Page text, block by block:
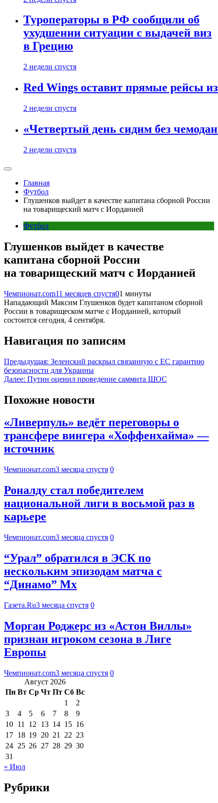
Туроператоры в РФ сообщили об
ухудшении ситуации с выдачей виз
в Грецию
2 недели спустя
Red Wings оставит прямые рейсы
2 недели спустя
«Четвертый день сидим без
2 недели спустя
Главная
Футбол
Глушенков выйдет в качестве капитана сборной России
на товарищеский матч с Иорданией
Футбол
Глушенков выйдет в качестве
капитана сборной России
на товарищеский матч с Иорданией
Чемпионат.com11 месяцев спустя01 минуты
Нападающий Максим Глушенков будет капитаном сборной
России в товарищеском матче с Иорданией, который
состоится сегодня, 4 сентября.
Навигация по записям
Предыдущая: Зеленский раскрыл связанную с ЕС гарантию
безопасности для Украины
Далее: Путин оценил проведение саммита ШОС
Похожие новости
«Ливерпуль» ведёт переговоры о
трансфере вингера «Хоффенхайма» —
источник
Чемпионат.com3 месяца спустя 0
Роналду стал победителем
национальной лиги в восьмой раз в
карьере
Чемпионат.com3 месяца спустя 0
“Урал” обратился в ЭСК по
нескольким эпизодам матча с
“Динамо” Мх
Газета.Ru3 месяца спустя 0
Морган Роджерс из «Астон Виллы»
признан игроком сезона в Лиге
Европы
Чемпионат.com3 месяца спустя 0
Август 2026
Пн Вт Ср Чт Пт Сб Вс
1
2
3
4 5 6 7 8
9
10 11 12 13 14 15 16
17 18 19 20 21 22 23
24 25 26 27 28 29 30
31
« Июл
Рубрики